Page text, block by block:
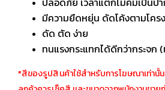
มีความยืดหยุ่น ดัดโค้งตามโคร
ดัด ตัด ง่าย
ทนแรงกระแทกได้ดีกว่ากระจก
*สีของรูปสินค้าใช้สำหรับการโฆษณาเท่านั้